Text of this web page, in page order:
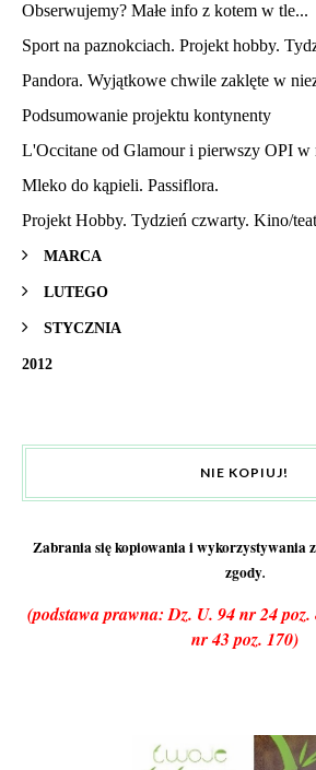
Obserwujemy? Małe info z kotem w tle...
Sport na paznokciach. Projekt hobby.
Pandora. Wyjątkowe chwile zaklęte w
Podsumowanie projektu kontynenty
L'Occitane od Glamour i pierwszy OPI w
Mleko do kąpieli. Passiflora.
Projekt Hobby. Tydzień czwarty. Kino/
MARCA
LUTEGO
STYCZNIA
2012
NIE KOPIUJ!
Zabrania się kopiowania i wykorzystywania
zgody.
(podstawa prawna: Dz. U. 94 nr 24
nr 43 poz. 170)